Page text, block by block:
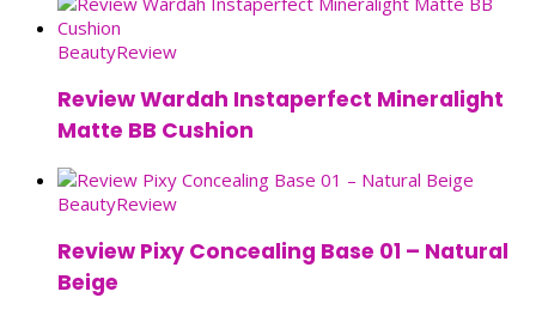
BeautyReview
Review Wardah Instaperfect Mineralight
Matte BB Cushion
BeautyReview
Review Pixy Concealing Base 01 – Natural
Beige